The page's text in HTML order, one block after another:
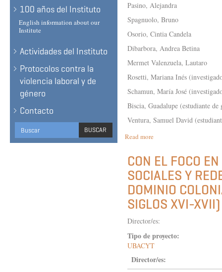
100 años del Instituto
English information about our
Institute
Actividades del Instituto
Protocolos contra la
violencia laboral y de
género
Contacto
Search
form
BUSCAR
BUSCAR
Pasino, Alejandra
Spagnuolo, Bruno
Osorio, Cintia Candela
Dibarbora, Andrea Betina
Mermet Valenzuela, Lautaro
Rosetti, Mariana Inés
Schamun, María José
Biscia, Guadalupe (estudiante de
Ventura, Samuel David
Read more
Y
RECEPCIÓN
DE
ESCRITOS
POLÍTICOS
DURANTE
EL
REVOLUCIONARIO
HISPÁNICO.
PRENSA
PANFLETOS,
LIBROS
CON EL FOCO
SOCIALES Y
DOMINIO
SIGLOS XVI-XVII)
Director/es:
Tipo de proyecto:
UBACYT
Director/es: